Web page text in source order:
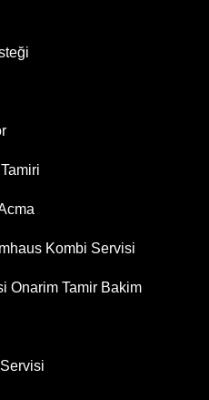
Kombi Servisi
Onarim Tamir Bakim